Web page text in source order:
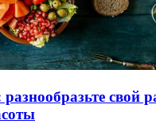
свой